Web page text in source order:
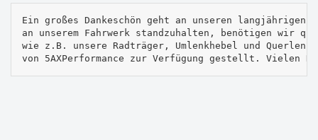
Ein großes Dankeschön geht an unseren langjährigen
an unserem Fahrwerk standzuhalten, benötigen wir
wie z.B. unsere Radträger, Umlenkhebel und
von 5AXPerformance zur Verfügung gestellt. Vielen